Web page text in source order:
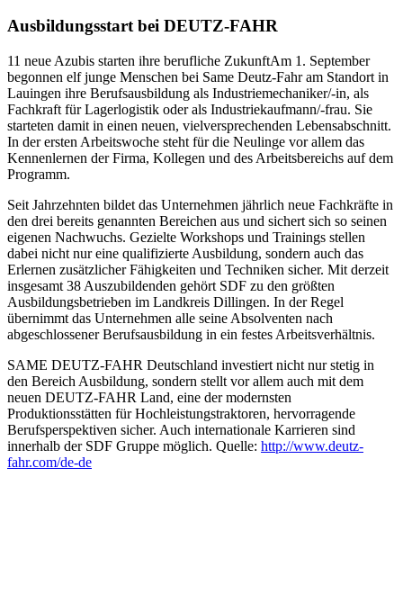
Ausbildungsstart bei DEUTZ-FAHR
11 neue Azubis starten ihre berufliche ZukunftAm 1. September
begonnen elf junge Menschen bei Same Deutz-Fahr am Standort in
Lauingen ihre Berufsausbildung als Industriemechaniker/-in, als
Fachkraft für Lagerlogistik oder als Industriekaufmann/-frau. Sie
starteten damit in einen neuen, vielversprechenden Lebensabschnitt.
In der ersten Arbeitswoche steht für die Neulinge vor allem das
Kennenlernen der Firma, Kollegen und des Arbeitsbereichs auf dem
Programm.
Seit Jahrzehnten bildet das Unternehmen jährlich neue Fachkräfte in
den drei bereits genannten Bereichen aus und sichert sich so seinen
eigenen Nachwuchs. Gezielte Workshops und Trainings stellen
dabei nicht nur eine qualifizierte Ausbildung, sondern auch das
Erlernen zusätzlicher Fähigkeiten und Techniken sicher. Mit derzeit
insgesamt 38 Auszubildenden gehört SDF zu den größten
Ausbildungsbetrieben im Landkreis Dillingen. In der Regel
übernimmt das Unternehmen alle seine Absolventen nach
abgeschlossener Berufsausbildung in ein festes Arbeitsverhältnis.
SAME DEUTZ-FAHR Deutschland investiert nicht nur stetig in
den Bereich Ausbildung, sondern stellt vor allem auch mit dem
neuen DEUTZ-FAHR Land, eine der modernsten
Produktionsstätten für Hochleistungstraktoren, hervorragende
Berufsperspektiven sicher. Auch internationale Karrieren sind
innerhalb der SDF Gruppe möglich. Quelle: http://www.deutz-
fahr.com/de-de